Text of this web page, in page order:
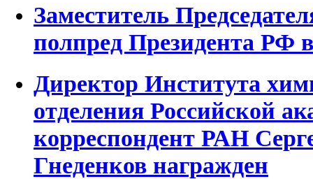
Заместитель
полпред Президента
Директор Института
отделения Российской
корреспондент РАН
Гнеденков награжден